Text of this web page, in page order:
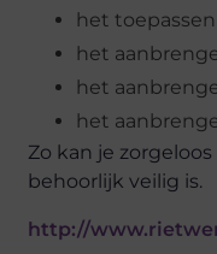
het
het
het
het
Zo kan je
behoorlijk veilig is.
http://